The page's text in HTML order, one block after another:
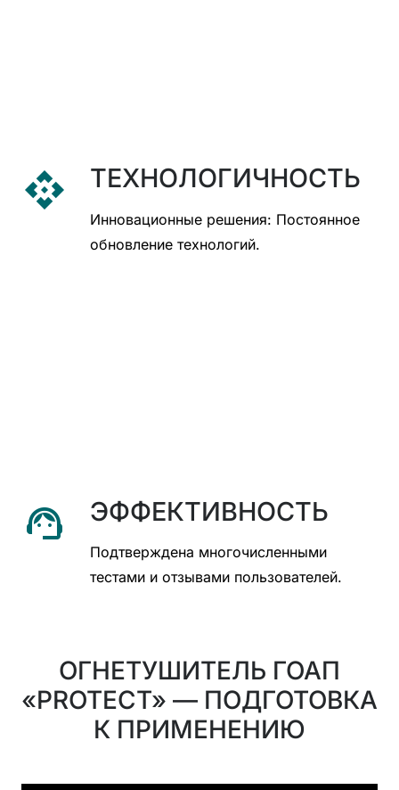
api ТЕХНОЛОГИЧНОСТЬ
Инновационные решения: Постоянное
обновление технологий.
support_agent ЭФФЕКТИВНОСТЬ
Подтверждена многочисленными
тестами и отзывами пользователей.
ОГНЕТУШИТЕЛЬ ГОАП
«PROTECT» — ПОДГОТОВКА
К ПРИМЕНЕНИЮ